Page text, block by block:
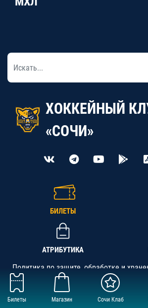
Билеты Магазин Сочи Клаб
ХОККЕЙНЫЙ
«СОЧИ»
БИЛЕТЫ
АТРИБУТИКА
Политика по защите, обработке и
данных
АНО «СК «Кубань-Регион», ОГРН